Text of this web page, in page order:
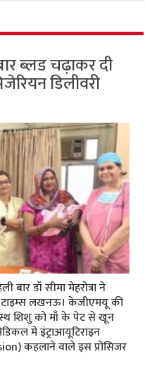
ब्लड चढ़ाकर दी
डिलीवरी
डॉ सीमा मेहरोत्रा ने
टाइम्स लखनऊ। केजीएमयू की
शिशु को माँ के पेट से खून
में इंट्राआयूटिराइन
कहलाने वाले इस प्रोसिजर